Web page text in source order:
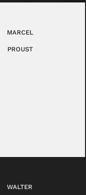
MARCEL
PROUST
WALTER